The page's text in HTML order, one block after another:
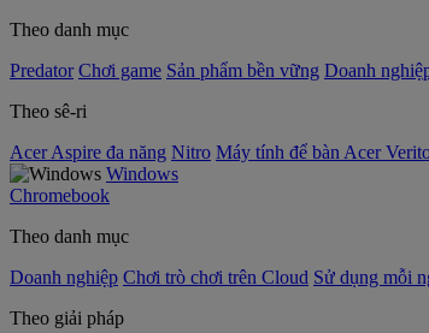
Theo danh mục
Predator Chơi game Sản phẩm bền vững Doanh
Theo sê-ri
Acer Aspire đa năng Nitro Máy tính để bàn Acer
Windows
Chromebook
Theo danh mục
Doanh nghiệp Chơi trò chơi trên Cloud Sử dụng mỗi
Theo giải pháp